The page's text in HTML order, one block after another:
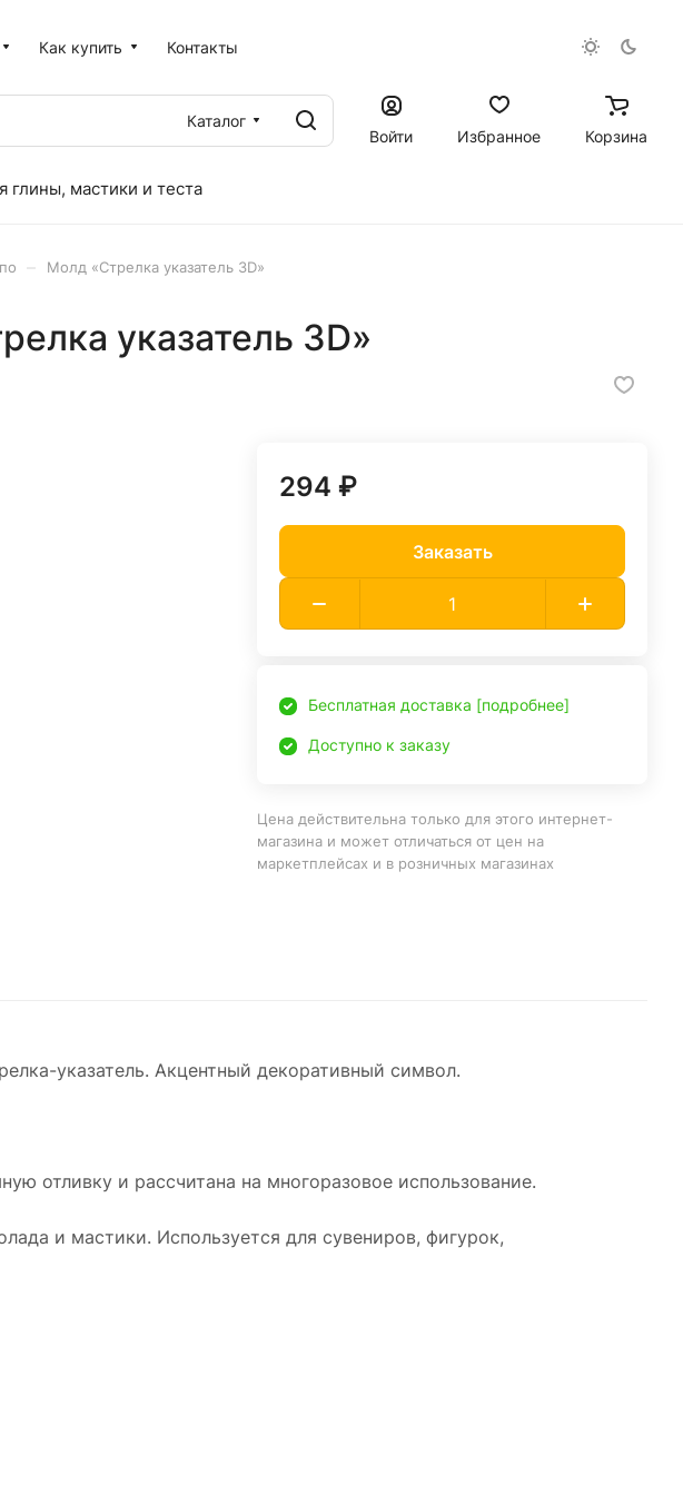
Как купить Контакты
Каталог
Войти
Избранное Корзина
мастики и теста
Молд «Стрелка указатель 3D»
указатель 3D»
294 ₽
Заказать
Бесплатная доставка [подробнее]
Доступно к заказу
Цена действительна только для этого интернет-
магазина и может отличаться от цен на
маркетплейсах и в розничных магазинах
указатель. Акцентный декоративный символ.
отливку и рассчитана на многоразовое использование.
и мастики. Используется для сувениров, фигурок,